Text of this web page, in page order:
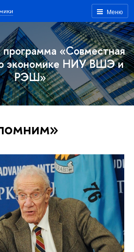
Меню
программа «Совместная
экономике НИУ ВШЭ и
РЭШ»